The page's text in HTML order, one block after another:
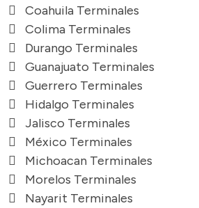
Coahuila Terminales
Colima Terminales
Durango Terminales
Guanajuato Terminales
Guerrero Terminales
Hidalgo Terminales
Jalisco Terminales
México Terminales
Michoacan Terminales
Morelos Terminales
Nayarit Terminales